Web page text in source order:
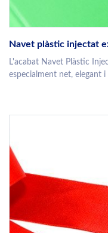
Navet plàstic injectat
L'acabat Navet Plàstic
especialment net, elegant i